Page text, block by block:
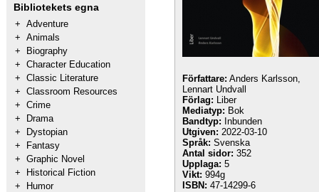
Bibliotekets egna
+ Adventure
+ Animals
+
Biography
+ Character Education
+ Classic Literature
+ Classroom Resources
+ Crime
+
Drama
+
Dystopian
+
Fantasy
+ Graphic Novel
+
Historical Fiction
+
Humor
Författare: Anders Karlsson,
Lennart Undvall
Förlag: Liber
Mediatyp: Bok
Bandtyp: Inbunden
Utgiven: 2022-03-10
Språk: Svenska
Antal sidor: 352
Upplaga: 5
Vikt: 994g
ISBN: 47-14299-6